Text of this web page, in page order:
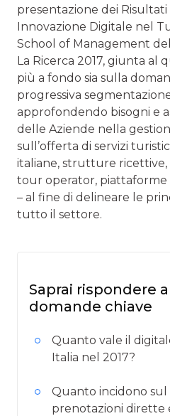
presentazione dei Risultati
Innovazione Digitale nel
School of Management
La Ricerca 2017, giunta al
più a fondo sia sulla
progressiva
approfondendo bisogni e
delle Aziende nella
sull’offerta di servizi
italiane, strutture ricettive,
tour operator, piattaforme
– al fine di delineare le
tutto il settore.
Saprai rispondere
domande chiave
Quanto vale il
Italia nel 2017?
Quanto incidono
prenotazioni dirette